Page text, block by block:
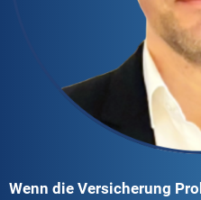
Wenn die Versicherung